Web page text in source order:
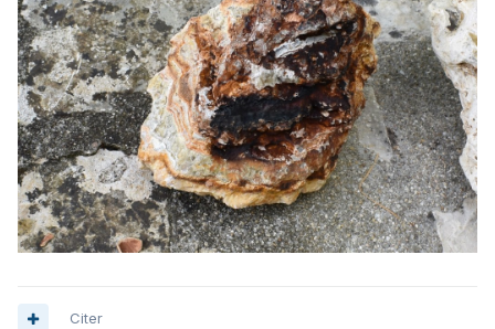
Citer